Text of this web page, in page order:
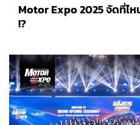
Motor Expo 2025 จัดที่ไห
!?